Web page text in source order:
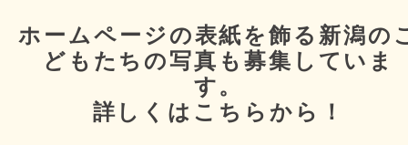
ホームページの表紙を飾る新潟の
どもたちの写真も募集していま
す。
詳しくはこちらから！